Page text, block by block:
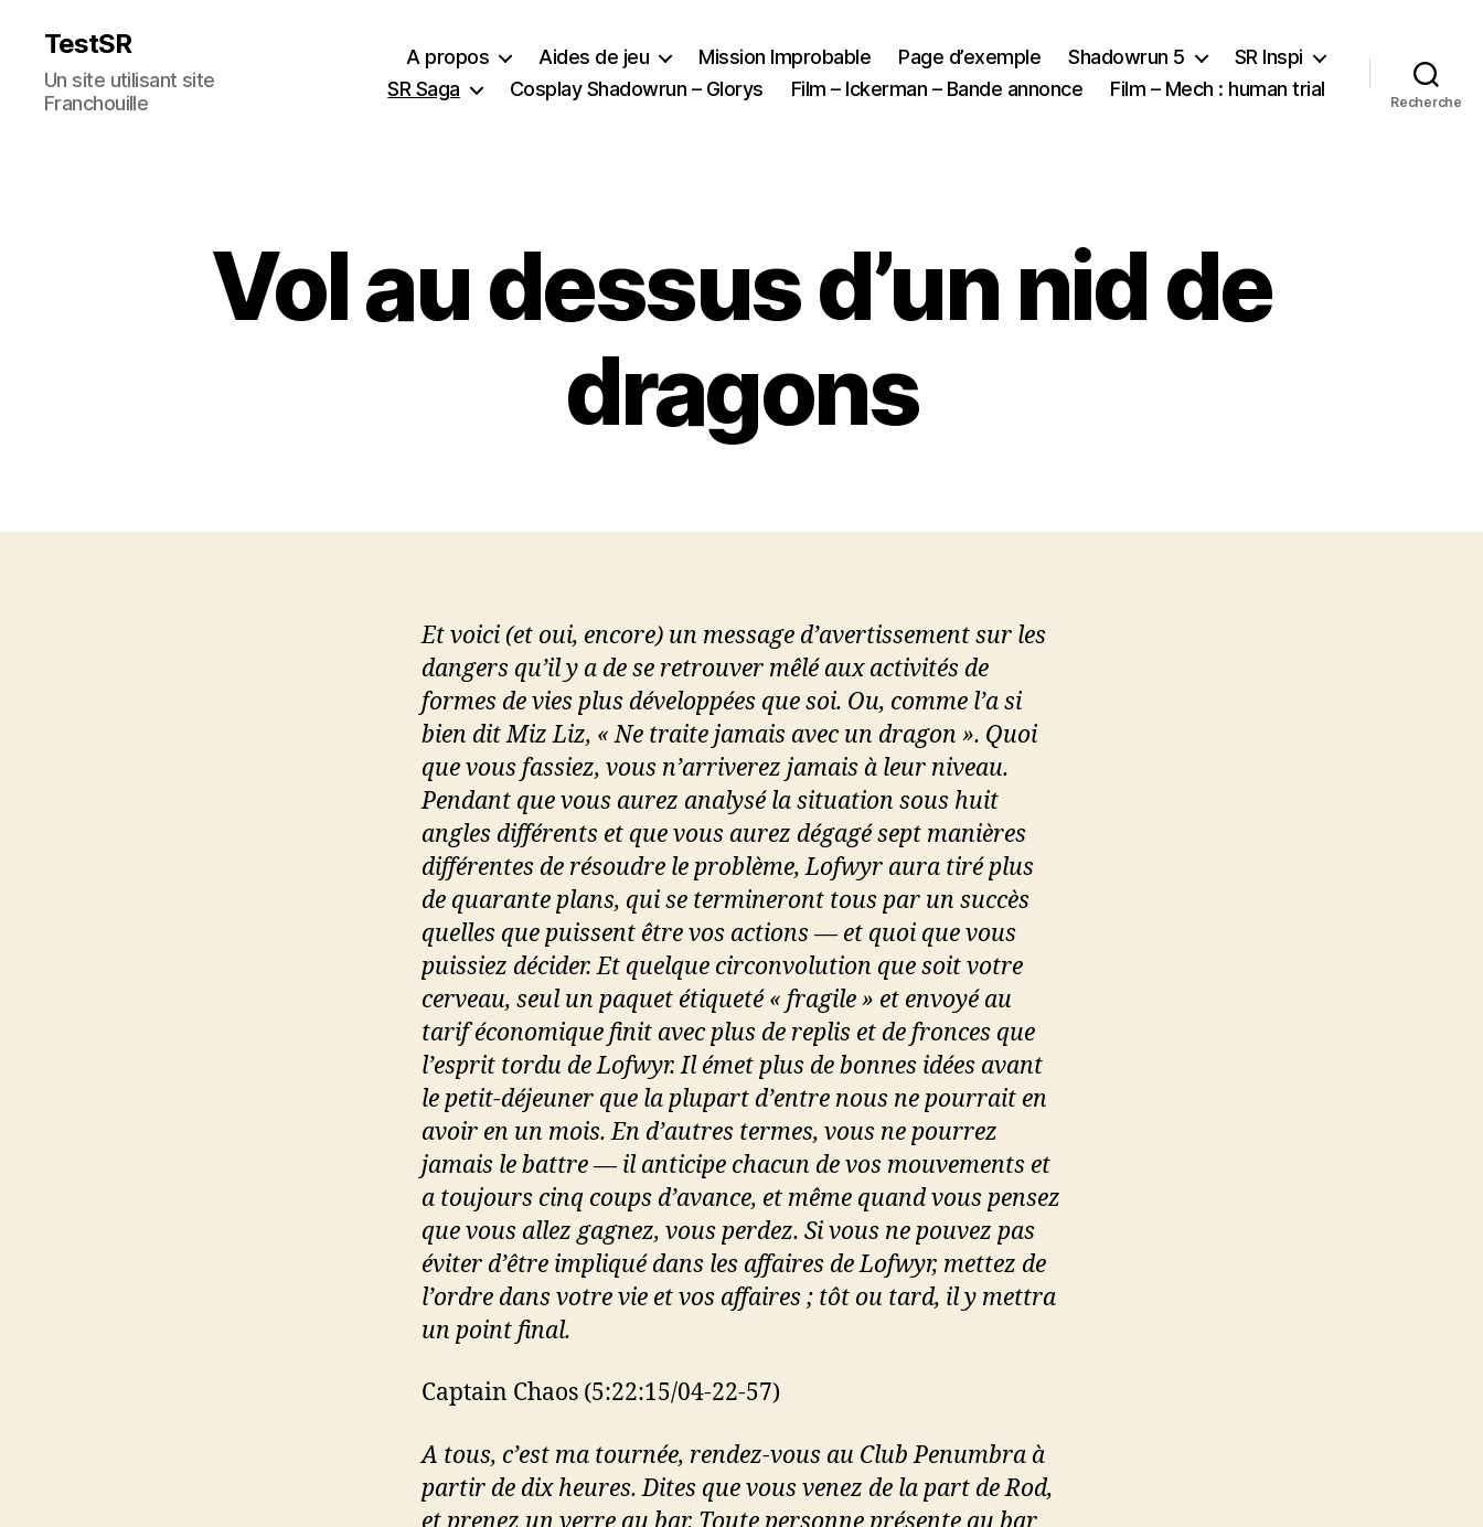
TestSR
Un site utilisant site
Franchouille
A propos Aides de jeu Mission Improbable Page d’exemple Shadowrun 5
SR Inspi
SR Saga
Cosplay Shadowrun – Glorys Film – Ickerman – Bande annonce Film – Mech : human trial
Recherche
Vol au dessus d’un nid de
dragons
Et voici (et oui, encore) un message d’avertissement sur les
dangers qu’il y a de se retrouver mêlé aux activités de
formes de vies plus développées que soi. Ou, comme l’a si
bien dit Miz Liz, « Ne traite jamais avec un dragon ». Quoi
que vous fassiez, vous n’arriverez jamais à leur niveau.
Pendant que vous aurez analysé la situation sous huit
angles différents et que vous aurez dégagé sept manières
différentes de résoudre le problème, Lofwyr aura tiré plus
de quarante plans, qui se termineront tous par un succès
quelles que puissent être vos actions — et quoi que vous
puissiez décider. Et quelque circonvolution que soit votre
cerveau, seul un paquet étiqueté « fragile » et envoyé au
tarif économique finit avec plus de replis et de fronces que
l’esprit tordu de Lofwyr. Il émet plus de bonnes idées avant
le petit-déjeuner que la plupart d’entre nous ne pourrait en
avoir en un mois. En d’autres termes, vous ne pourrez
jamais le battre — il anticipe chacun de vos mouvements et
a toujours cinq coups d’avance, et même quand vous pensez
que vous allez gagnez, vous perdez. Si vous ne pouvez pas
éviter d’être impliqué dans les affaires de Lofwyr, mettez de
l’ordre dans votre vie et vos affaires ; tôt ou tard, il y mettra
un point final.
Captain Chaos (5:22:15/04-22-57)
A tous, c’est ma tournée, rendez-vous au Club Penumbra à
partir de dix heures. Dites que vous venez de la part de Rod,